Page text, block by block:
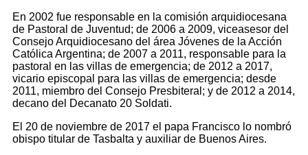
En 2002 fue responsable en la comisión arquidiocesana
de Pastoral de Juventud; de 2006 a 2009, viceasesor del
Consejo Arquidiocesano del área Jóvenes de la Acción
Católica Argentina; de 2007 a 2011, responsable para la
pastoral en las villas de emergencia; de 2012 a 2017,
vicario episcopal para las villas de emergencia; desde
2011, miembro del Consejo Presbiteral; y de 2012 a 2014,
decano del Decanato 20 Soldati.
El 20 de noviembre de 2017 el papa Francisco lo nombró
obispo titular de Tasbalta y auxiliar de Buenos Aires.